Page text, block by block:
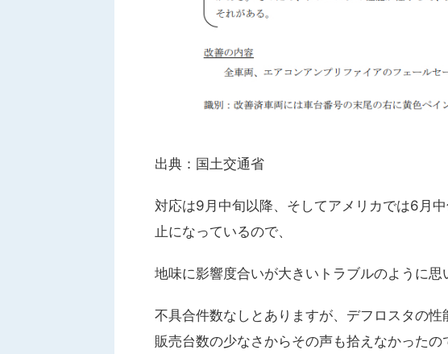
出典：国土交通省
対応は9月中旬以降、そしてアメリカでは6月
止になっているので、
地味に影響度合いが大きいトラブルのように思
不具合件数なしとありますが、デフロスタの
販売台数の少なさからその声も拾えなかったの